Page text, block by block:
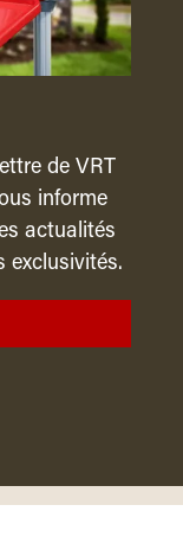
de VRT
informe
actualités
exclusivités.